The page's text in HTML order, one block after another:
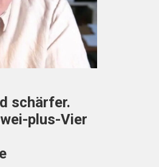
schärfer.
plus-Vier